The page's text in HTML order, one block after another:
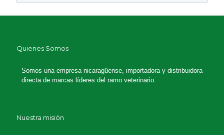
Quienes Somos
Somos una empresa nicaragüense, importadora y distribuidora
directa de marcas líderes del ramo veterinario.
Nuestra misión